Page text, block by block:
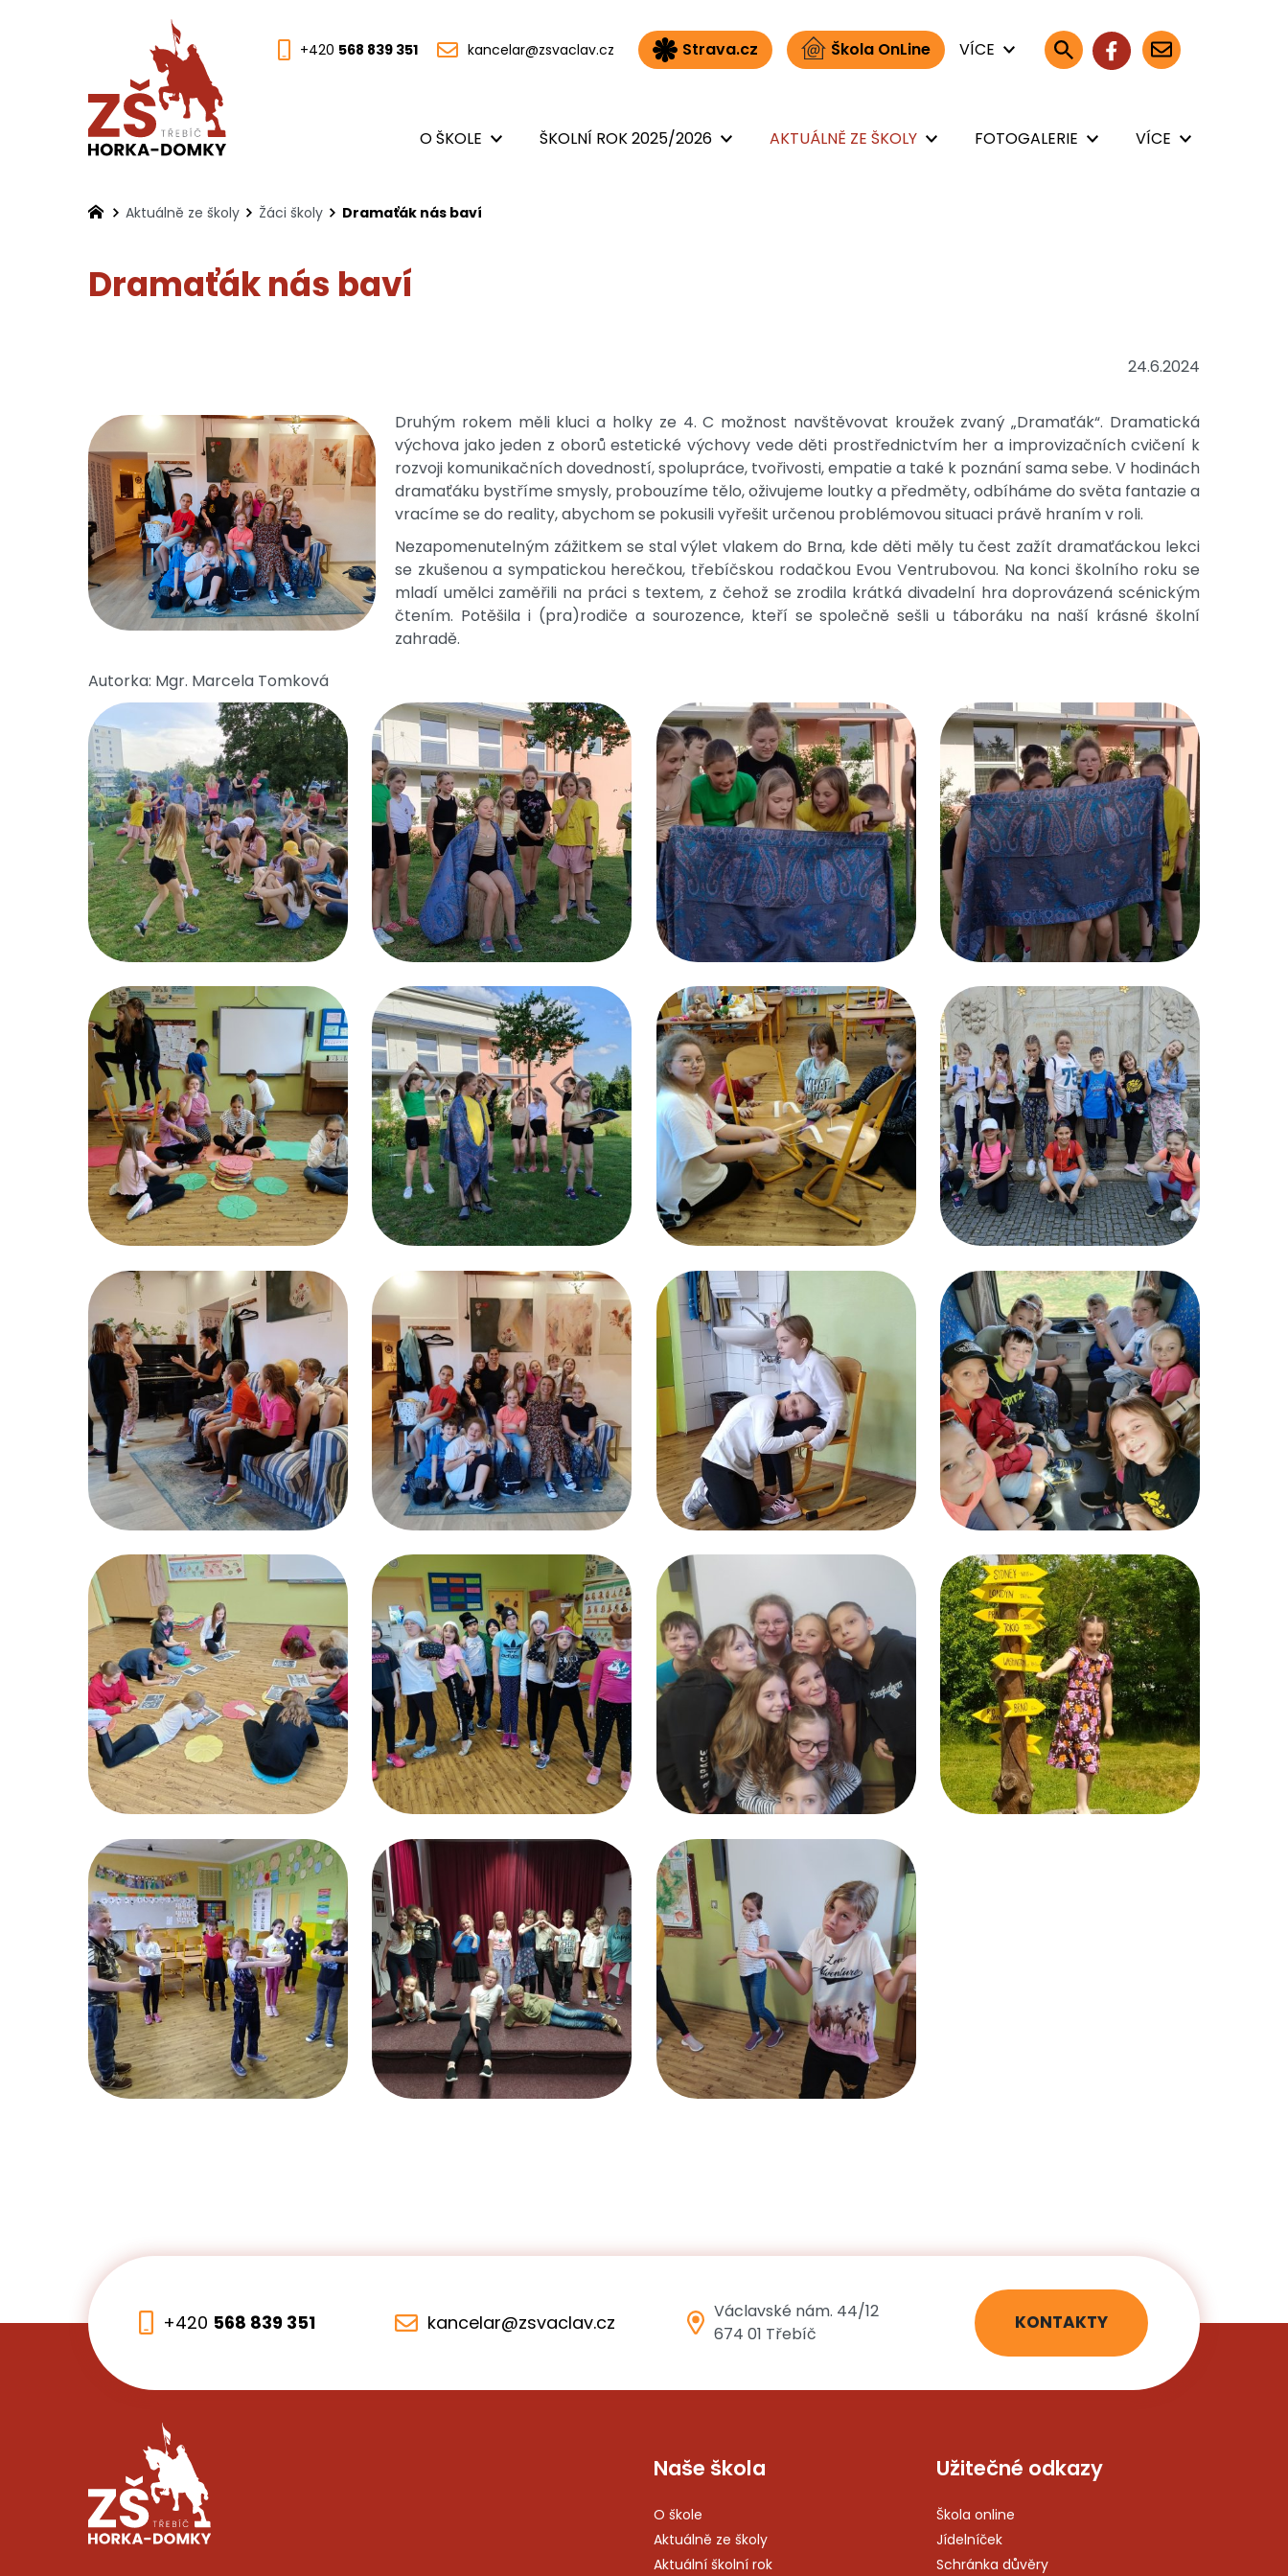
+420 568 839 351 kancelar@zsvaclav.cz Strava.cz Škola OnLine VÍCE
O ŠKOLE ŠKOLNÍ ROK 2025/2026 AKTUÁLNĚ ZE ŠKOLY FOTOGALERIE VÍCE
Aktuálně ze školy Žáci školy Dramaťák nás baví
Dramaťák nás baví
24.6.2024
Druhým rokem měli kluci a holky ze 4. C možnost navštěvovat kroužek zvaný „Dramaťák“. Dramatická
výchova jako jeden z oborů estetické výchovy vede děti prostřednictvím her a improvizačních cvičení k
rozvoji komunikačních dovedností, spolupráce, tvořivosti, empatie a také k poznání sama sebe. V hodinách
dramaťáku bystříme smysly, probouzíme tělo, oživujeme loutky a předměty, odbíháme do světa fantazie a
vracíme se do reality, abychom se pokusili vyřešit určenou problémovou situaci právě hraním v roli.
Nezapomenutelným zážitkem se stal výlet vlakem do Brna, kde děti měly tu čest zažít dramaťáckou lekci
se zkušenou a sympatickou herečkou, třebíčskou rodačkou Evou Ventrubovou. Na konci školního roku se
mladí umělci zaměřili na práci s textem, z čehož se zrodila krátká divadelní hra doprovázená scénickým
čtením. Potěšila i (pra)rodiče a sourozence, kteří se společně sešli u táboráku na naší krásné školní
zahradě.
Autorka: Mgr. Marcela Tomková
+420 568 839 351 kancelar@zsvaclav.cz
Václavské nám. 44/12
674 01 Třebíč
KONTAKTY
Naše škola
O škole
Aktuálně ze školy
Aktuální školní rok
Užitečné odkazy
Škola online
Jídelníček
Schránka důvěry